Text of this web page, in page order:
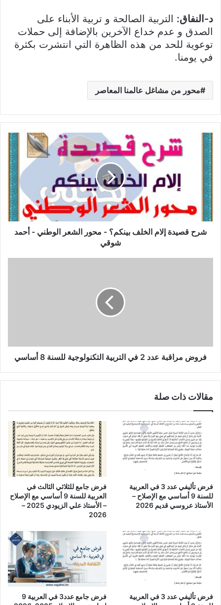
د-النفاق: التربية الصالحة و تربية الأبناء على
الصدق و عدم خداع الآخرين بالإضافة إلى حملات
توعوية للحد من هذه الظاهرة التي انتشرت بكثرة
في يومنا.
محور من مشاغل عالمنا المعاصر
شرح
قصيدة
إلام
الخلف
بينكم؟
-
محور
الشعر
الوطني
شرح قصيدة إلام الخلف بينكم؟ - محور الشعر الوطني - أحمد
شوقي
8
أساسي
فروض مراقبة عدد 2 في التربية التكنولوجية للسنة 8 أساسي
مقالات ذات صلة
فرض تأليفي عدد 3 في العربية
للسنة 9 أساسي مع الإصلاح –
الأستاذ عروسي قديم 2026
فرض جامع للثلاثي الثالث في
العربية للسنة 9 أساسي مع الإصلاح
– الأستاذ علي الزيودي 2025 –
2026
فرض تأليفي عدد 3 في العربية
فرض جامع عدد3 في العربية 9